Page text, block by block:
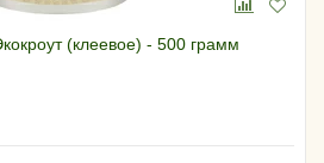
(клеевое) - 500 грамм